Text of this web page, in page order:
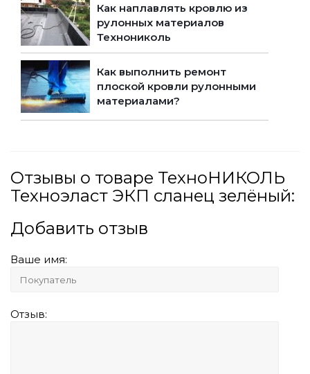
Как наплавлять кровлю из
рулонных материалов
Технониколь
Как выполнить ремонт
плоской кровли рулонными
материалами?
Отзывы о товаре ТехноНИКОЛЬ
Техноэласт ЭКП сланец зелёный:
Добавить отзыв
Ваше имя:
Отзыв: